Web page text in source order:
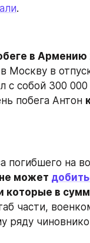
.
в Армению
Москву в
с собой 300
побега Антон
погибшего на
не может
которые в
части,
ряду